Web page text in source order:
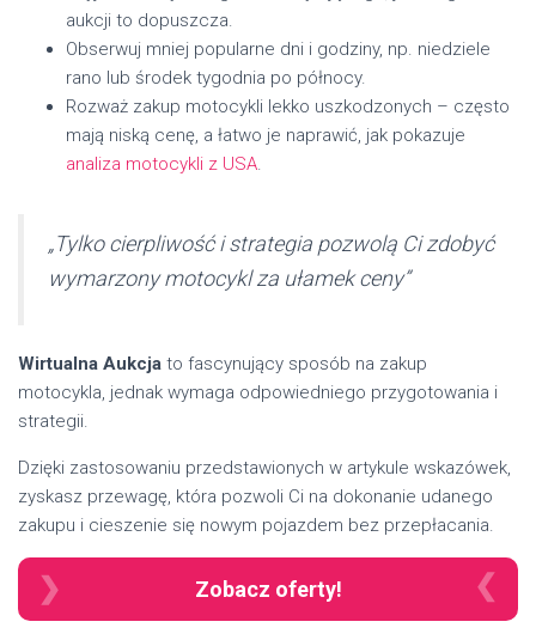
aukcji to dopuszcza.
Obserwuj mniej popularne dni i godziny, np. niedziele
rano lub środek tygodnia po północy.
Rozważ zakup motocykli lekko uszkodzonych – często
mają niską cenę, a łatwo je naprawić, jak pokazuje
analiza motocykli z USA.
„Tylko cierpliwość i strategia pozwolą Ci zdobyć
wymarzony motocykl za ułamek ceny”
Wirtualna Aukcja to fascynujący sposób na zakup
motocykla, jednak wymaga odpowiedniego przygotowania i
strategii.
Dzięki zastosowaniu przedstawionych w artykule wskazówek,
zyskasz przewagę, która pozwoli Ci na dokonanie udanego
zakupu i cieszenie się nowym pojazdem bez przepłacania.
Zobacz oferty!